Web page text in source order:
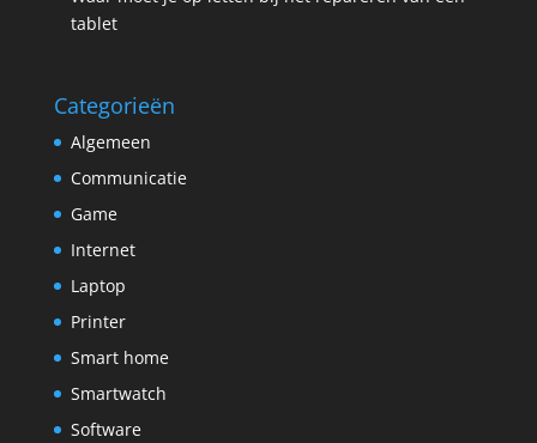
tablet
Categorieën
Algemeen
Communicatie
Game
Internet
Laptop
Printer
Smart home
Smartwatch
Software